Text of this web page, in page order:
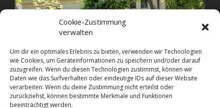
Cookie-Zustimmung
verwalten
Um dir ein optimales Erlebnis zu bieten, verwenden wir Technologien
wie Cookies, um Geräteinformationen zu speichern und/oder darauf
zuzugreifen. Wenn du diesen Technologien zustimmst, können wir
Daten wie das Surfverhalten oder eindeutige IDs auf dieser Website
verarbeiten. Wenn du deine Zustimmung nicht erteilst oder
zurückziehst, können bestimmte Merkmale und Funktionen
beeinträchtigt werden.